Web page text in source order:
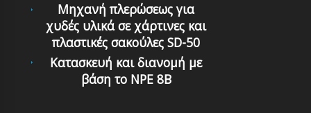
Mηχανή πλερώσεως για
χυδές υλικά σε χάρτινες και
πλαστικές σακούλες SD-50
Κατασκευή και διανομή με
βάση το NPE 8B